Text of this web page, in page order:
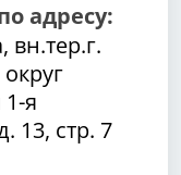
адресу:
вн.тер.г.
я
13, стр. 7